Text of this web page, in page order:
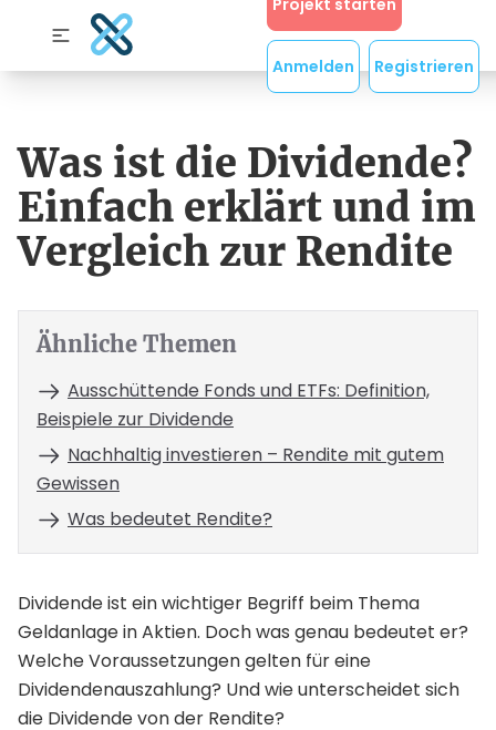
Projekt starten
Anmelden Registrieren
Was ist die Dividende?
Einfach erklärt und im
Vergleich zur Rendite
Ähnliche Themen
Ausschüttende Fonds und ETFs: Definition,
Beispiele zur Dividende
Nachhaltig investieren – Rendite mit gutem
Gewissen
Was bedeutet Rendite?
Dividende ist ein wichtiger Begriff beim Thema
Geldanlage in Aktien. Doch was genau bedeutet er?
Welche Voraussetzungen gelten für eine
Dividendenauszahlung? Und wie unterscheidet sich
die Dividende von der Rendite?